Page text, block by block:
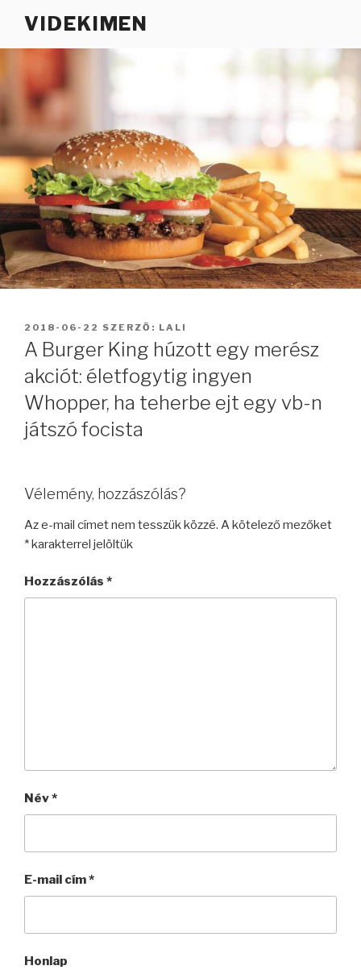
VIDEKIMEN
BEKÜLDVE:
2018-06-22 SZERZŐ: LALI
A Burger King húzott egy merész
akciót: életfogytig ingyen
Whopper, ha teherbe ejt egy vb-n
játszó focista
Vélemény, hozzászólás?
Az e-mail címet nem tesszük közzé. A kötelező mezőket
*karakterrel jelöltük
Hozzászólás *
Név*
E-mail cím*
Honlap